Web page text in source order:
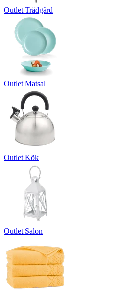
Outlet Trädgård
Outlet Matsal
Outlet Kök
Outlet Salon